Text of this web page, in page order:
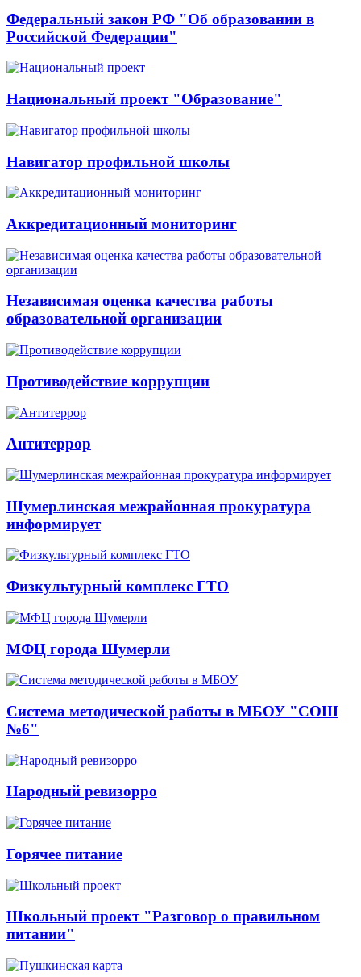
Федеральный закон РФ "Об образовании в
Российской Федерации"
Национальный проект "Образование"
Навигатор профильной школы
Аккредитационный мониторинг
Независимая оценка качества работы
образовательной организации
Противодействие коррупции
Антитеррор
Шумерлинская межрайонная прокуратура
информирует
Физкультурный комплекс ГТО
МФЦ города Шумерли
Система методической работы в МБОУ "СОШ
№6"
Народный ревизорро
Горячее питание
Школьный проект "Разговор о правильном
питании"